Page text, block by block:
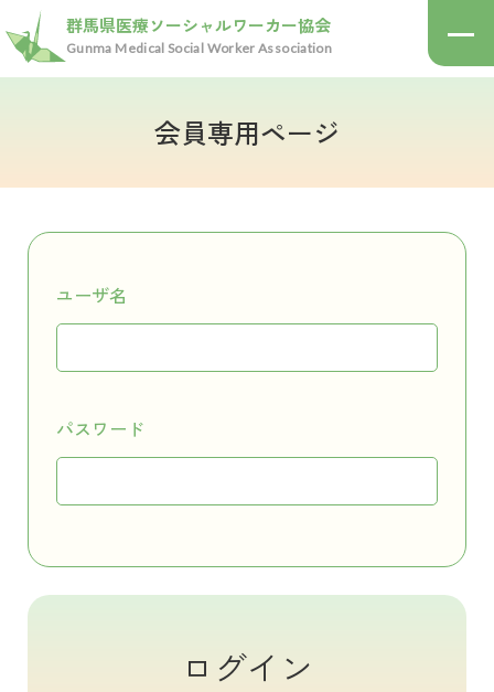
群馬県医療ソーシャルワーカー協会
Gunma Medical Social Worker Association
医療ソーシャルワーカーとは
医療ソーシャルワーカーとは？
どんな相談にのってくれるの？
ワーカー協会について
協会について
会員マップ
入会案内
活動報告
お問い合わせ
会員専用ページ
ユーザ名
パスワード
ログイン